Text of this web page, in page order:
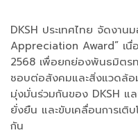
DKSH ประเทศไทย จัดงา
Appreciation Award” เนื่
2568 เพื่อยกย่องพันธมิตร
ชอบต่อสังคมและสิ่งแวดล้อ
มุ่งมั่นร่วมกันของ DKSH แ
ยั่งยืน และขับเคลื่อนการเ
กัน